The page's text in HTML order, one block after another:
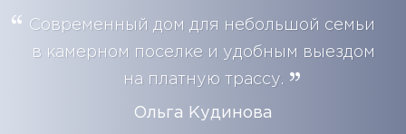
Современный дом для небольшой семьи
в камерном поселке и удобным выездом
на платную трассу.
Ольга Кудинова